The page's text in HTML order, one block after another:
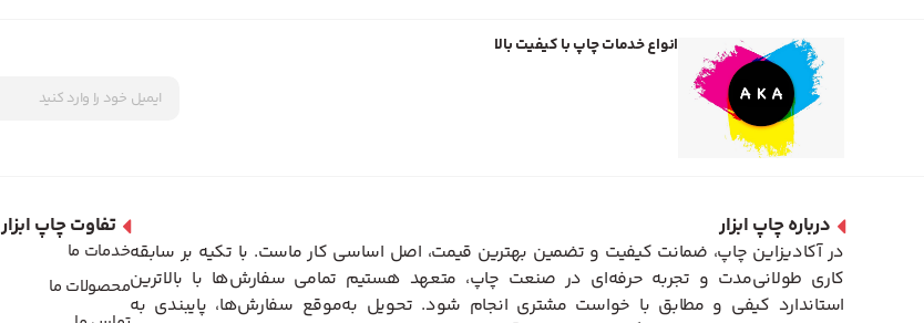
انواع خدمات چاپ با کیفیت بالا
درباره چاپ ابزار
در آکادیزاین چاپ، ضمانت کیفیت و تضمین بهترین قیمت، اصل اساسی کار ماست. با تکیه بر سابقه
کاری طولانی‌مدت و تجربه حرفه‌ای در صنعت چاپ، متعهد هستیم تمامی سفارش‌ها با بالاترین
استاندارد کیفی و مطابق با خواست مشتری انجام شود. تحویل به‌موقع سفارش‌ها، پایبندی به
تفاوت چاپ ابزار
خدمات ما
محصولات ما